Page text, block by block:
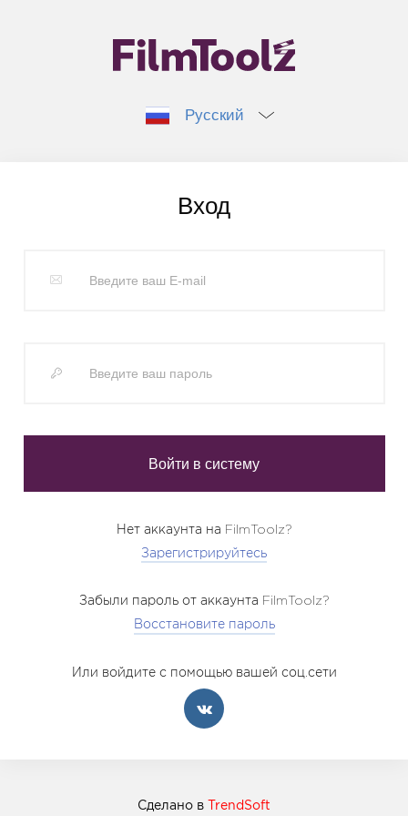
Русский
Вход
Нет аккаунта на FilmToolz?
Зарегистрируйтесь
Забыли пароль от аккаунта FilmToolz?
Восстановите пароль
Или войдите с помощью вашей соц.сети
Сделано в TrendSoft